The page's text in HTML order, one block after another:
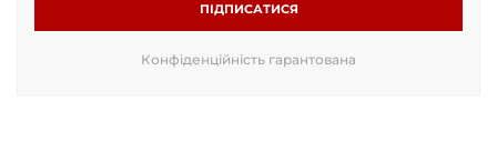
ПІДПИСАТИСЯ
Конфіденційність гарантована